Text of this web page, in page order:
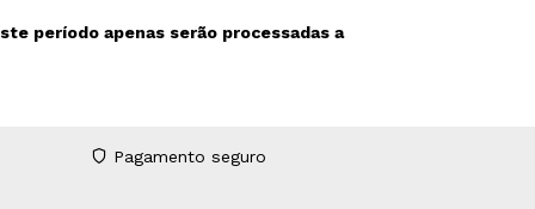
período apenas serão processadas a
Pagamento seguro